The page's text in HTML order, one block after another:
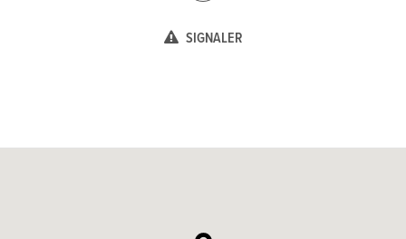
SIGNALER